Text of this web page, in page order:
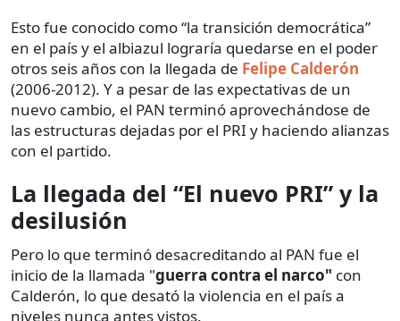
Esto fue conocido como “la transición democrática”
en el país y el albiazul lograría quedarse en el poder
otros seis años con la llegada de Felipe Calderón
(2006-2012). Y a pesar de las expectativas de un
nuevo cambio, el PAN terminó aprovechándose de
las estructuras dejadas por el PRI y haciendo alianzas
con el partido.
La llegada del “El nuevo PRI” y la
desilusión
Pero lo que terminó desacreditando al PAN fue el
inicio de la llamada "guerra contra el narco" con
Calderón, lo que desató la violencia en el país a
niveles nunca antes vistos.